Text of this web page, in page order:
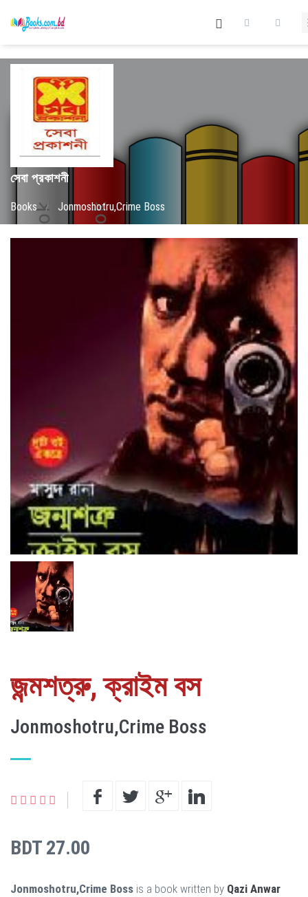
সেবা প্রকাশনী
Books / Jonmoshotru,Crime Boss
জন্মশত্রু, ক্রাইম বস
Jonmoshotru,Crime Boss
BDT 27.00
Jonmoshotru,Crime Boss is a book written by Qazi Anwar